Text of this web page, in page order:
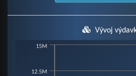
Vývoj
12.5M
15M